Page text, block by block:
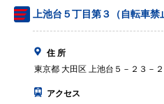
上池台５丁目第３（自転車禁
住 所
東京都 大田区 上池台５－２３－２
アクセス